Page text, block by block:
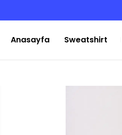
Anasayfa Sweatshirt